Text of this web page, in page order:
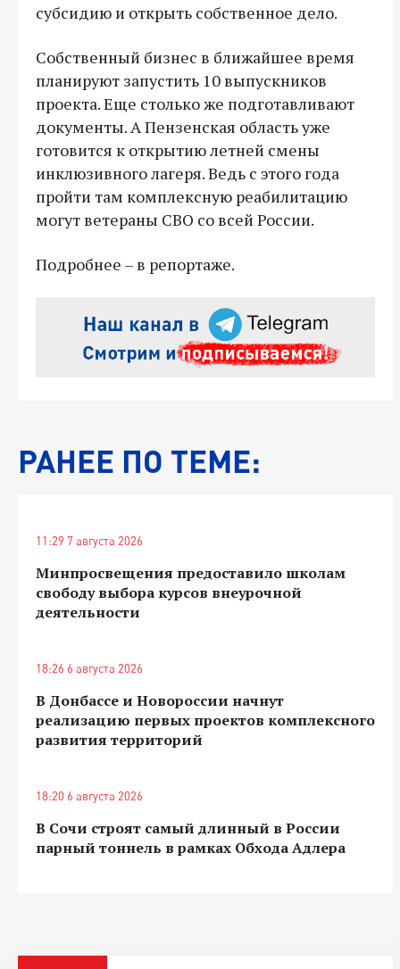
субсидию и открыть собственное дело.
Собственный бизнес в ближайшее время
планируют запустить 10 выпускников
проекта. Еще столько же подготавливают
документы. А Пензенская область уже
готовится к открытию летней смены
инклюзивного лагеря. Ведь с этого года
пройти там комплексную реабилитацию
могут ветераны СВО со всей России.
Подробнее – в репортаже.
РАНЕЕ ПО ТЕМЕ:
11:29 7 августа 2026
Минпросвещения предоставило школам
свободу выбора курсов внеурочной
деятельности
18:26 6 августа 2026
В Донбассе и Новороссии начнут
реализацию первых проектов комплексного
развития территорий
18:20 6 августа 2026
В Сочи строят самый длинный в России
парный тоннель в рамках Обхода Адлера